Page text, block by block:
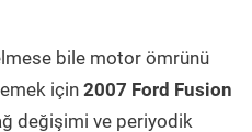
bile motor ömrünü
için 2007 Ford Fusion
değişimi ve periyodik